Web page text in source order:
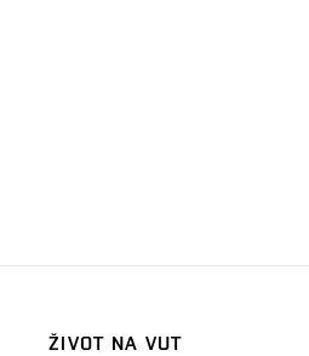
ŽIVOT NA VUT